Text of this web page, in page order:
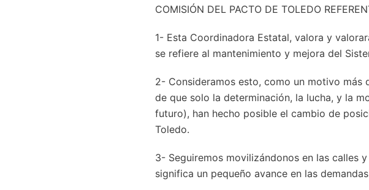
COMISIÓN DEL PACTO DE TOLEDO
1- Esta Coordinadora Estatal, valora y
se refiere al mantenimiento y mejora del
2- Consideramos esto, como un motivo
de que solo la determinación, la lucha, y la
futuro), han hecho posible el cambio de
Toledo.
3- Seguiremos movilizándonos en las calles
significa un pequeño avance en las